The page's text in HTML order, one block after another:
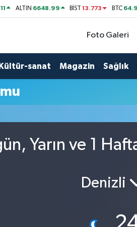
ALTIN 6648.99 BİST13.773 BTC
Foto Galeri
Kültür-sanat Magazin Sağlık
Yarın ve 1
Denizli